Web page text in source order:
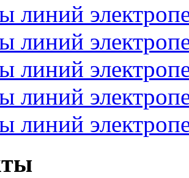
линий
линий
линий
линий
линий